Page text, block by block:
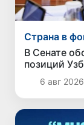
Страна в
В Сенате
позиций
рейтингах
6 авг